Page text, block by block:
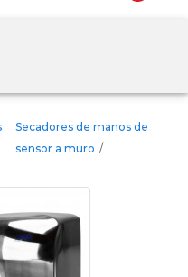
Secadores de manos de
sensor a muro /